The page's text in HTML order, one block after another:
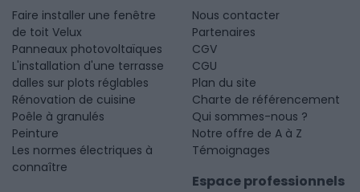
Faire installer une fenêtre
de toit Velux
Panneaux photovoltaïques
L'installation d'une terrasse
dalles sur plots réglables
Rénovation de cuisine
Poêle à granulés
Peinture
Les normes électriques à
connaître
Nous contacter
Partenaires
CGV
CGU
Plan du site
Charte de référencement
Qui sommes-nous ?
Notre offre de A à Z
Témoignages
Espace professionnels